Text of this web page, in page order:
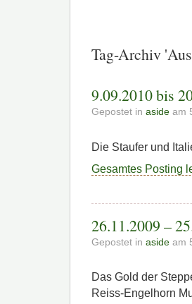
Tag-Archiv
9.09.2010 bis
Gepostet in aside am
Die Staufer und
Gesamtes Posting
26.11.2009 –
Gepostet in aside am
Das Gold der
Reiss-Engelhorn